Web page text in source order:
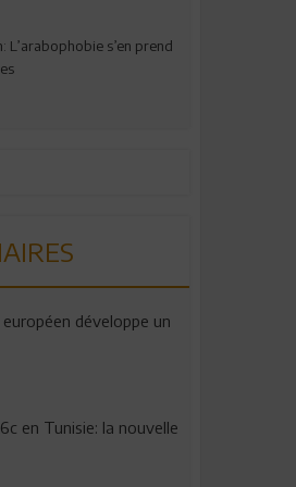
L’arabophobie s’en prend
développe un
en Tunisie: la nouvelle